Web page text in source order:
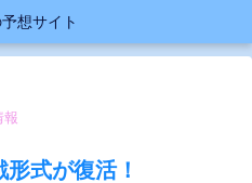
想サイト
報
式が復活！